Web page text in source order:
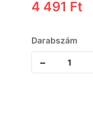
4 491 Ft
Darabszám
-